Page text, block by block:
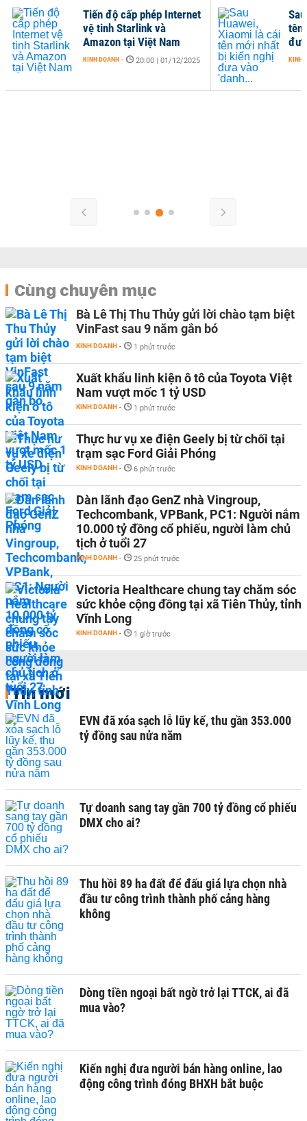
tên
KINH
Tiến độ cấp phép Internet
vệ tinh Starlink và
Amazon tại Việt Nam
KINH DOANH - 20:00 | 01/12/2025
Cùng chuyên mục
Bà Lê Thị Thu Thủy gửi lời chào tạm biệt
VinFast sau 9 năm gắn bó
KINH DOANH - 1 phút trước
Xuất khẩu linh kiện ô tô của Toyota Việt
Nam vượt mốc 1 tỷ USD
KINH DOANH - 1 phút trước
Thực hư vụ xe điện Geely bị từ chối tại
trạm sạc Ford Giải Phóng
KINH DOANH - 6 phút trước
Dàn lãnh đạo GenZ nhà Vingroup,
Techcombank, VPBank, PC1: Người nắm
10.000 tỷ đồng cổ phiếu, người làm chủ
tịch ở tuổi 27
KINH DOANH - 25 phút trước
Victoria Healthcare chung tay chăm sóc
sức khỏe cộng đồng tại xã Tiên Thủy, tỉnh
Vĩnh Long
KINH DOANH - 1 giờ trước
Tin mới
EVN đã xóa sạch lỗ lũy kế, thu gần 353.000
tỷ đồng sau nửa năm
Tự doanh sang tay gần 700 tỷ đồng cổ phiếu
DMX cho ai?
Thu hồi 89 ha đất để đấu giá lựa chọn nhà
đầu tư công trình thành phố cảng hàng
không
Dòng tiền ngoại bất ngờ trở lại TTCK, ai đã
mua vào?
Kiến nghị đưa người bán hàng online, lao
động công trình đóng BHXH bắt buộc